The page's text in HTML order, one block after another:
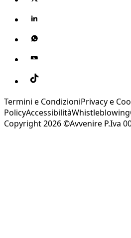
Termini e CondizioniPrivacy e
PolicyAccessibilitàWhistleblowing
Copyright 2026 ©Avvenire P.Iva